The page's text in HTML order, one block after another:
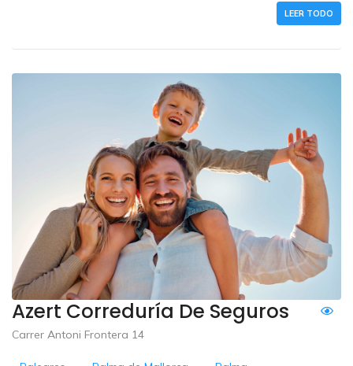
LEER TODO
Azert Correduría De Seguros
Carrer Antoni Frontera 14